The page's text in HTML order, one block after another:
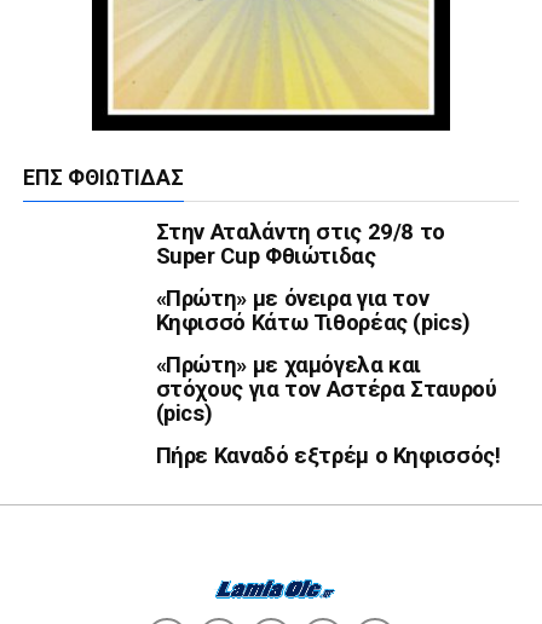
ΕΠΣ ΦΘΙΏΤΙΔΑΣ
Στην Αταλάντη στις 29/8 το
Super Cup Φθιώτιδας
«Πρώτη» με όνειρα για τον
Κηφισσό Κάτω Τιθορέας (pics)
«Πρώτη» με χαμόγελα και
στόχους για τον Αστέρα Σταυρού
(pics)
Πήρε Καναδό εξτρέμ ο Κηφισσός!